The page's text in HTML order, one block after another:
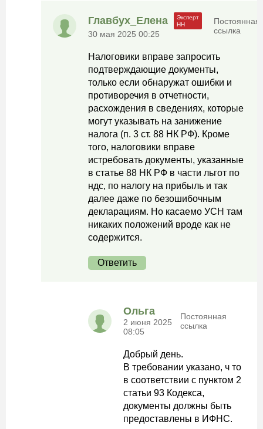
Главбух_Елена
30 мая 2025 00:25
Постоянная
ссылка
Налоговики вправе запросить
подтверждающие документы,
только если обнаружат ошибки и
противоречия в отчетности,
расхождения в сведениях, которые
могут указывать на занижение
налога (п. 3 ст. 88 НК РФ). Кроме
того, налоговики вправе
истребовать документы, указанные
в статье 88 НК РФ в части льгот по
ндс, по налогу на прибыль и так
далее даже по безошибочным
декларациям. Но касаемо УСН там
никаких положений вроде как не
содержится.
Ответить
Ольга
2 июня 2025
08:05
Постоянная
ссылка
Добрый день.
В требовании указано, ч то
в соответствии с пунктом 2
статьи 93 Кодекса,
документы должны быть
предоставлены в ИФНС.